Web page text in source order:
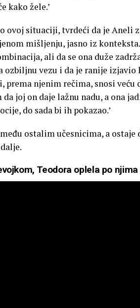
kako žele.’
ovoj situaciji, tvrdeći da je Aneli
mišljenju, jasno iz
ali da se ona duže
ozbiljnu vezu i da je ranije izjavio
prema njenim rečima, snosi veću
joj on daje lažnu nadu, a ona
do sada bi ih pokazao.’
ostalim učesnicima, a ostaje
Teodora oplela po